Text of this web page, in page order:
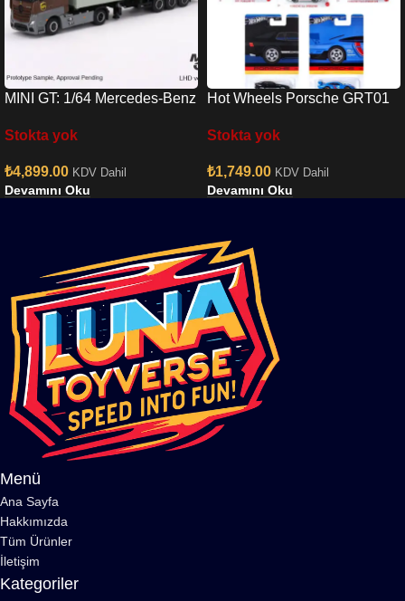
MINI GT: 1/64 Mercedes-Benz
UPS Europe”
Stokta yok
₺4,899.00 KDV Dahil
Devamını Oku
Hot Wheels Porsche GRT01
Stokta yok
₺1,749.00 KDV Dahil
Devamını Oku
Menü
Ana Sayfa
Hakkımızda
Tüm Ürünler
İletişim
Kategoriler